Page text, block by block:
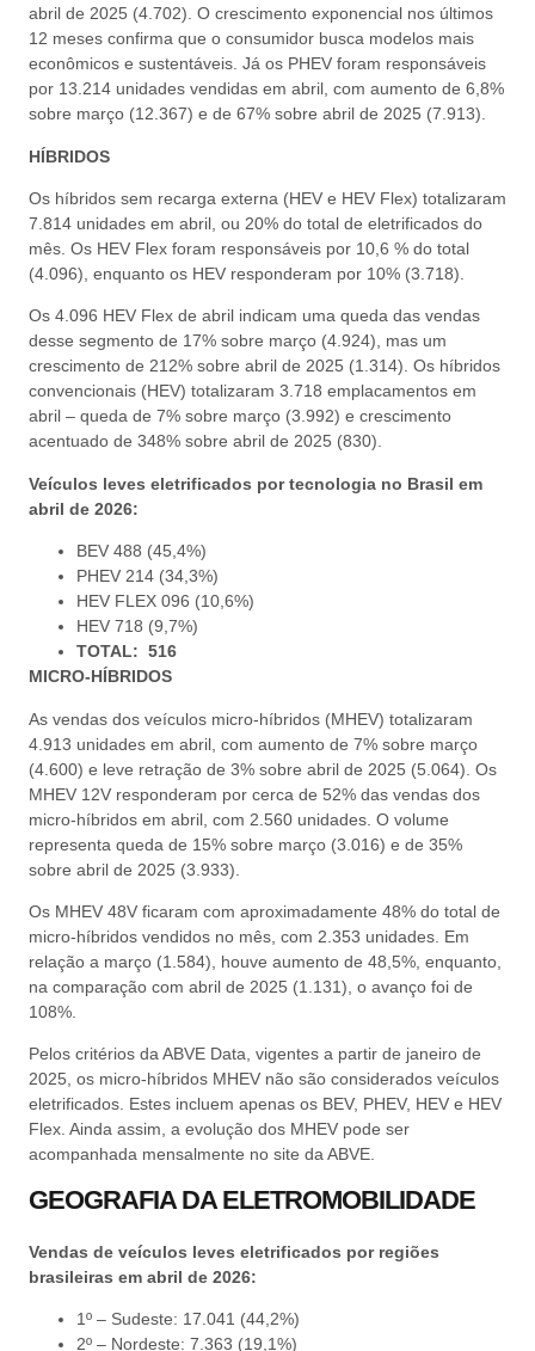
abril de 2025 (4.702). O crescimento exponencial nos últimos
12 meses confirma que o consumidor busca modelos mais
econômicos e sustentáveis. Já os PHEV foram responsáveis
por 13.214 unidades vendidas em abril, com aumento de 6,8%
sobre março (12.367) e de 67% sobre abril de 2025 (7.913).
HÍBRIDOS
Os híbridos sem recarga externa (HEV e HEV Flex) totalizaram
7.814 unidades em abril, ou 20% do total de eletrificados do
mês. Os HEV Flex foram responsáveis por 10,6 % do total
(4.096), enquanto os HEV responderam por 10% (3.718).
Os 4.096 HEV Flex de abril indicam uma queda das vendas
desse segmento de 17% sobre março (4.924), mas um
crescimento de 212% sobre abril de 2025 (1.314). Os híbridos
convencionais (HEV) totalizaram 3.718 emplacamentos em
abril – queda de 7% sobre março (3.992) e crescimento
acentuado de 348% sobre abril de 2025 (830).
Veículos leves eletrificados por tecnologia no Brasil em
abril de 2026:
BEV 488 (45,4%)
PHEV 214 (34,3%)
HEV FLEX 096 (10,6%)
HEV 718 (9,7%)
TOTAL: 516
MICRO-HÍBRIDOS
As vendas dos veículos micro-híbridos (MHEV) totalizaram
4.913 unidades em abril, com aumento de 7% sobre março
(4.600) e leve retração de 3% sobre abril de 2025 (5.064). Os
MHEV 12V responderam por cerca de 52% das vendas dos
micro-híbridos em abril, com 2.560 unidades. O volume
representa queda de 15% sobre março (3.016) e de 35%
sobre abril de 2025 (3.933).
Os MHEV 48V ficaram com aproximadamente 48% do total de
micro-híbridos vendidos no mês, com 2.353 unidades. Em
relação a março (1.584), houve aumento de 48,5%, enquanto,
na comparação com abril de 2025 (1.131), o avanço foi de
108%.
Pelos critérios da ABVE Data, vigentes a partir de janeiro de
2025, os micro-híbridos MHEV não são considerados veículos
eletrificados. Estes incluem apenas os BEV, PHEV, HEV e HEV
Flex. Ainda assim, a evolução dos MHEV pode ser
acompanhada mensalmente no site da ABVE.
GEOGRAFIA DA ELETROMOBILIDADE
Vendas de veículos leves eletrificados por regiões
brasileiras em abril de 2026:
1º – Sudeste: 17.041 (44,2%)
2º – Nordeste: 7.363 (19,1%)